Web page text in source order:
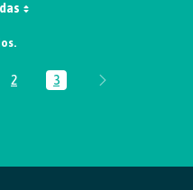
Página
2 Página
3